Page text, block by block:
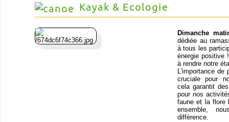
Kayak & Ecologie
Dimanche
dédiée au
à tous les
énergie positive
à rendre notre
L'importance de
cruciale pour
cela garantit
pour nos
faune et la flore
ensemble,
différence.